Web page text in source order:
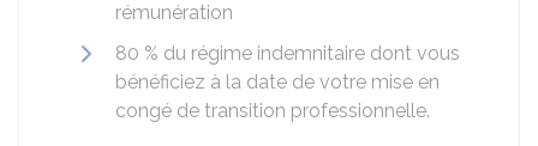
rémunération
80 % du régime indemnitaire dont vous
bénéficiez à la date de votre mise en
congé de transition professionnelle.